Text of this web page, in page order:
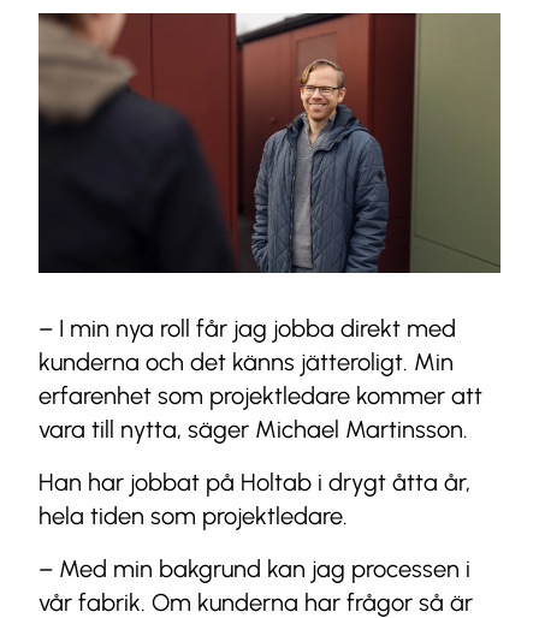
– I min nya roll får jag jobba direkt med
kunderna och det känns jätteroligt. Min
erfarenhet som projektledare kommer att
vara till nytta, säger Michael Martinsson.
Han har jobbat på Holtab i drygt åtta år,
hela tiden som projektledare.
– Med min bakgrund kan jag processen i
vår fabrik. Om kunderna har frågor så är